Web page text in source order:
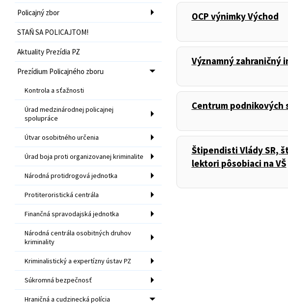
Policajný zbor
STAŇ SA POLICAJTOM!
Aktuality Prezídia PZ
Prezídium Policajného zboru
Kontrola a sťažnosti
Úrad medzinárodnej policajnej
spolupráce
Útvar osobitného určenia
Úrad boja proti organizovanej kriminalite
Národná protidrogová jednotka
Protiteroristická centrála
Finančná spravodajská jednotka
Národná centrála osobitných druhov
kriminality
Kriminalistický a expertízny ústav PZ
Súkromná bezpečnosť
Hraničná a cudzinecká polícia
OCP výnimky Východ
,
Významný zahraničný
,
Centrum podnikových
,
Štipendisti Vlády SR,
lektori pôsobiaci na VŠ
,